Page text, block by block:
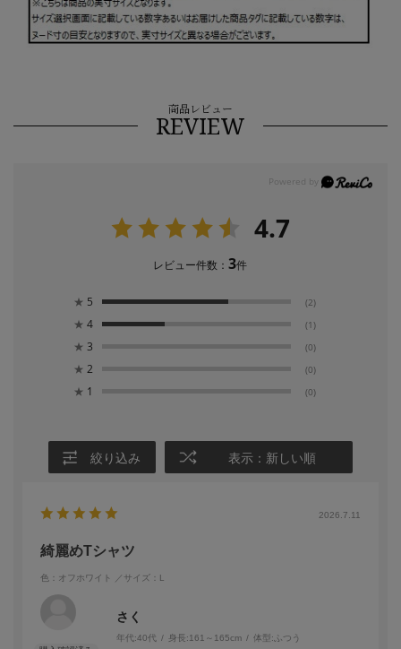
商品レビュー
REVIEW
4.7
レビュー件数：3件
★ 5 (2)
★ 4 (1)
★ 3 (0)
★ 2 (0)
★ 1 (0)
絞り込み 表示：新しい順
2026.7.11
綺麗めTシャツ
色：オフホワイト ／サイズ：L
さく
年代:40代 身長:161～165cm 体型: ふつう